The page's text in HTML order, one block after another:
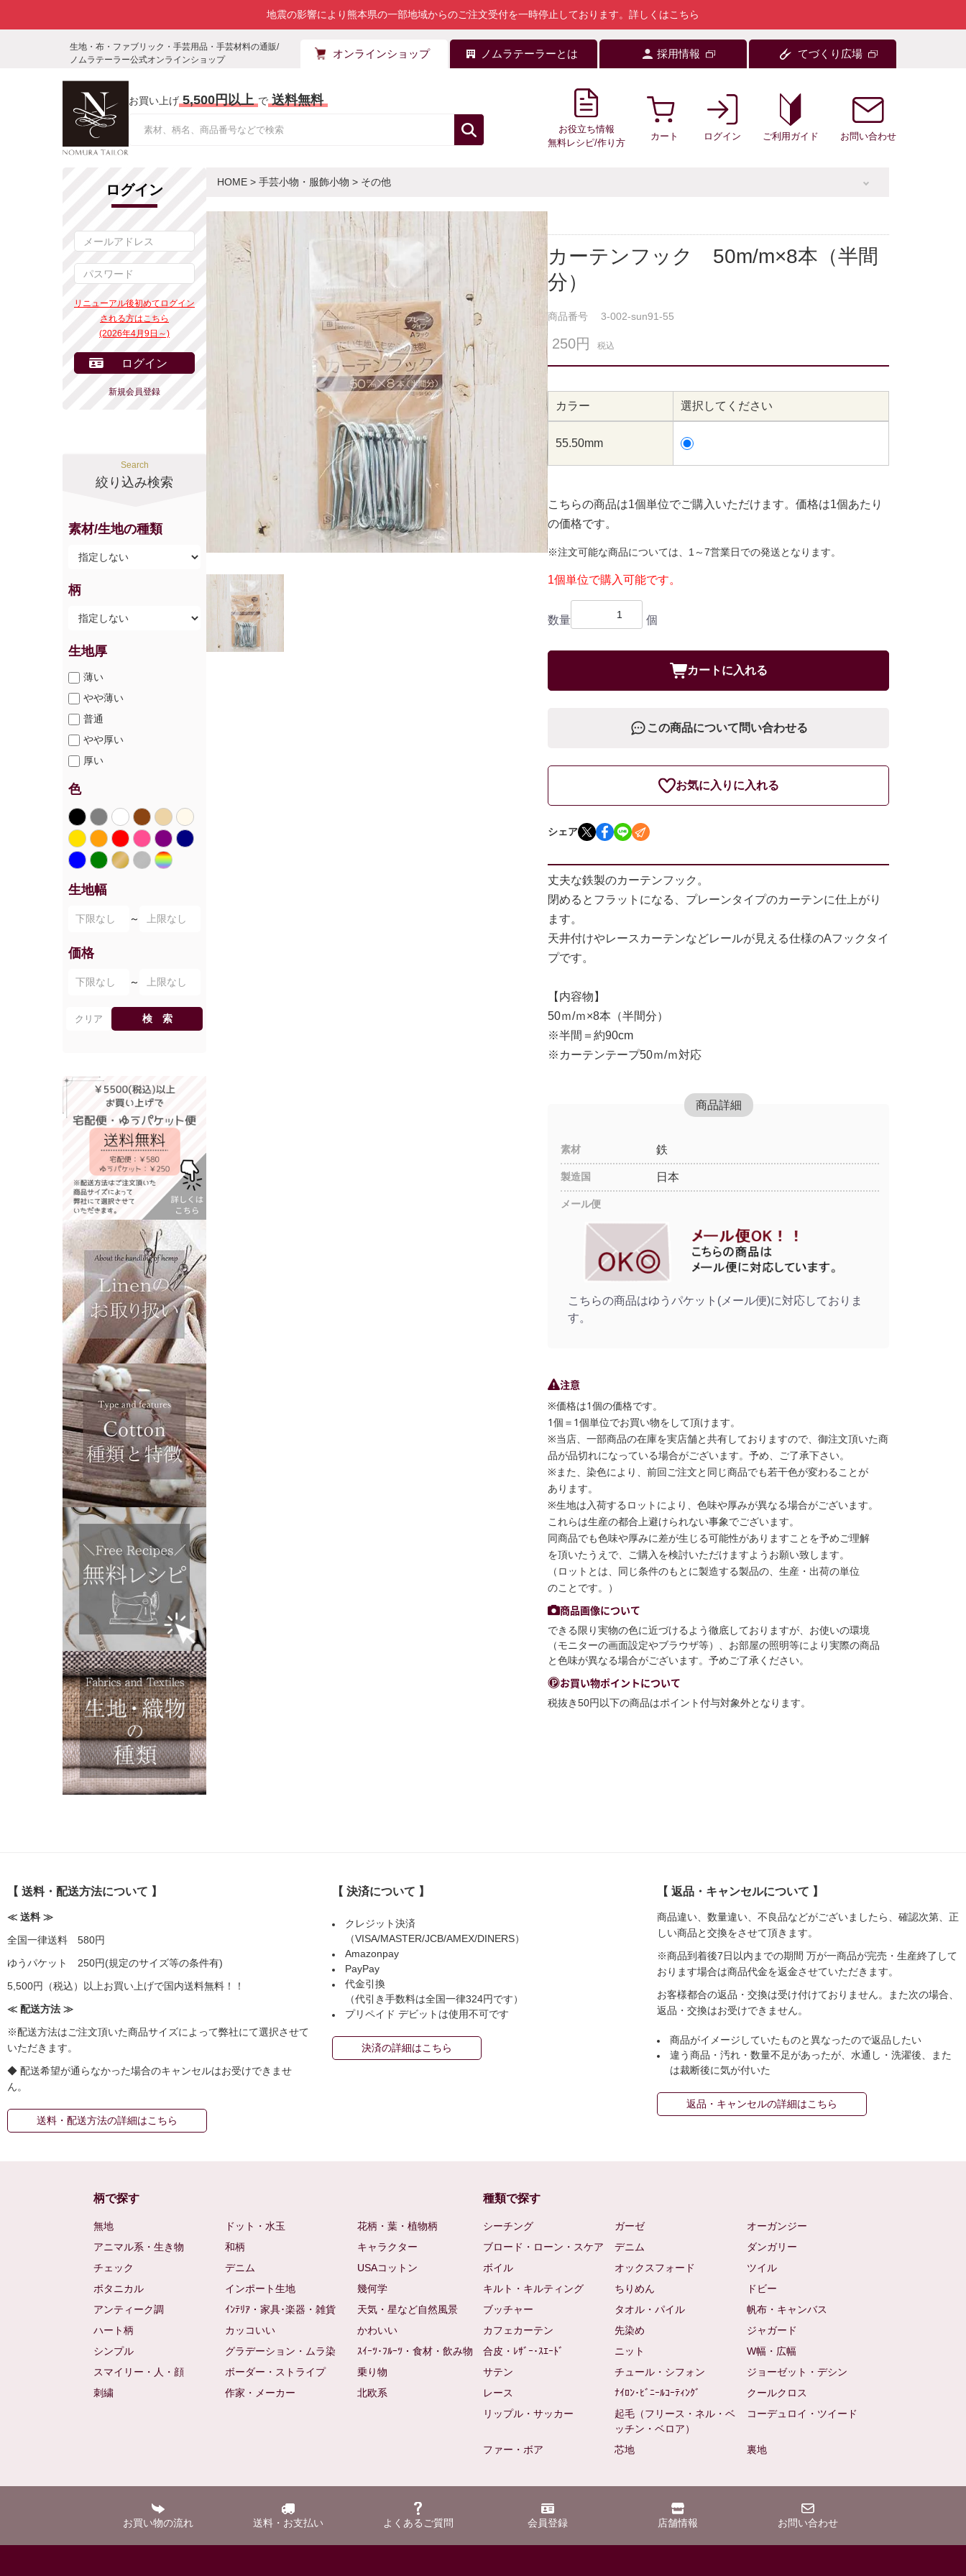
地震の影響により熊本県の一部地域からのご注文受付を一時停止しております。 詳しくはこちら
生地・布・ファブリック・手芸用品・手芸材料の通販/
ノムラテーラー公式オンラインショップ
オンラインショップ ノムラテーラーとは 採用情報 てづくり広場
お買い上げ 5,500円以上 で 送料無料
お役立ち情報
無料レシピ/作り方
カート ログイン ご利用ガイド お問い合わせ
ログイン
リニューアル後初めてログイン
される方はこちら
(2026年4月9日～)
ログイン
新規会員登録
Search
絞り込み検索
素材/生地の種類
柄
生地厚
薄い
やや薄い
普通
やや厚い
厚い
色
生地幅
～
価格
～
クリア 検 索
HOME > 手芸小物・服飾小物 > その他
カーテンフック 50m/m×8本（半間
分）
商品番号 3-002-sun91-55
250円 税込
カラー 選択してください
55.50mm
こちらの商品は1個単位でご購入いただけます。価格は1個あたり
の価格です。
※注文可能な商品については、1～7営業日での発送となります。
1個単位で購入可能です。
数量 個
カートに入れる
この商品について問い合わせる
お気に入りに入れる
シェア
丈夫な鉄製のカーテンフック。
閉めるとフラットになる、プレーンタイプのカーテンに仕上がり
ます。
天井付けやレースカーテンなどレールが見える仕様のAフックタイ
プです。
【内容物】
50ｍ/ｍ×8本（半間分）
※半間＝約90cm
※カーテンテープ50ｍ/ｍ対応
商品詳細
素材 鉄
製造国 日本
メール便
こちらの商品はゆうパケット(メール便)に対応しておりま
す。
注意
※価格は1個の価格です。
1個＝1個単位でお買い物をして頂けます。
※当店、一部商品の在庫を実店舗と共有しておりますので、御注文頂いた商
品が品切れになっている場合がございます。予め、ご了承下さい。
※また、染色により、前回ご注文と同じ商品でも若干色が変わることが
あります。
※生地は入荷するロットにより、色味や厚みが異なる場合がございます。
これらは生産の都合上避けられない事象でございます。
同商品でも色味や厚みに差が生じる可能性がありますことを予めご理解
を頂いたうえで、ご購入を検討いただけますようお願い致します。
（ロットとは、同じ条件のもとに製造する製品の、生産・出荷の単位
のことです。）
商品画像について
できる限り実物の色に近づけるよう徹底しておりますが、お使いの環境
（モニターの画面設定やブラウザ等）、お部屋の照明等により実際の商品
と色味が異なる場合がございます。予めご了承ください。
お買い物ポイントについて
税抜き50円以下の商品はポイント付与対象外となります。
【 送料・配送方法について 】
≪ 送料 ≫
全国一律送料 580円
ゆうパケット 250円(規定のサイズ等の条件有)
5,500円（税込）以上お買い上げで国内送料無料！！
≪ 配送方法 ≫
※配送方法はご注文頂いた商品サイズによって弊社にて選択させて
いただきます。
◆ 配送希望が通らなかった場合のキャンセルはお受けできませ
ん。
送料・配送方法の詳細はこちら
【 決済について 】
クレジット決済
（VISA/MASTER/JCB/AMEX/DINERS）
Amazonpay
PayPay
代金引換
（代引き手数料は全国一律324円です）
プリペイド デビットは使用不可です
決済の詳細はこちら
【 返品・キャンセルについて 】
商品違い、数量違い、不良品などがございましたら、確認次第、正
しい商品と交換をさせて頂きます。
※商品到着後7日以内までの期間 万が一商品が完売・生産終了して
おります場合は商品代金を返金させていただきます。
お客様都合の返品・交換は受け付けておりません。また次の場合、
返品・交換はお受けできません。
商品がイメージしていたものと異なったので返品したい
違う商品・汚れ・数量不足があったが、水通し・洗濯後、また
は裁断後に気が付いた
返品・キャンセルの詳細はこちら
柄で探す
無地 ドット・水玉
花柄・葉・植物柄
アニマル系・生き物
和柄
キャラクター
チェック
デニム
USAコットン
ボタニカル
インポート生地
幾何学
アンティーク調
ｲﾝﾃﾘｱ・家具･楽器・雑貨
天気・星など自然風景
ハート柄
カッコいい
かわいい
シンプル
グラデーション・ムラ染
ｽｲｰﾂ･ﾌﾙｰﾂ・食材・飲み物
スマイリー・人・顔
ボーダー・ストライプ
乗り物
刺繍
作家・メーカー 北欧系
種類で探す
シーチング ガーゼ
オーガンジー
ブロード・ローン・スケア
デニム
ダンガリー
ボイル
オックスフォード
ツイル
キルト・キルティング
ちりめん
ドビー
ブッチャー
タオル・パイル
帆布・キャンバス
カフェカーテン
先染め
ジャガード
合皮・ﾚｻﾞｰ･ｽｴｰﾄﾞ
ニット
W幅・広幅
サテン
チュール・シフォン
ジョーゼット・デシン
レース
ﾅｲﾛﾝ･ﾋﾞﾆｰﾙｺｰﾃｨﾝｸﾞ
クールクロス
リップル・サッカー
起毛（フリース・ネル・ベ
ッチン・ベロア）
コーデュロイ・ツイード
ファー・ボア 芯地 裏地
お買い物の流れ 送料・お支払い よくあるご質問 会員登録 店舗情報 お問い合わせ